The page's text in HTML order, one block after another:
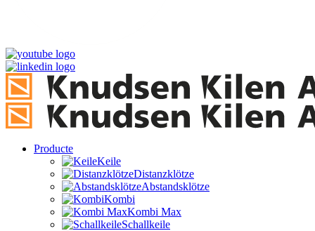
Producte
Keile
Distanzklötze
Abstandsklötze
Kombi
Kombi Max
Schallkeile